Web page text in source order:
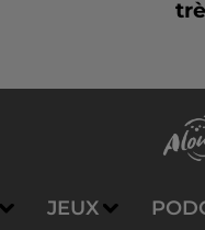
JEUX